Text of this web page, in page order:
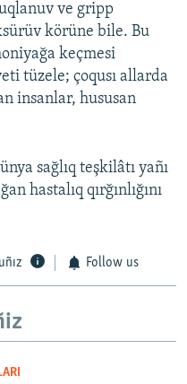
ve gripp
körüne bile. Bu
keçmesi
tüzele; çoqusı allarda
insanlar, hususan
sağlıq teşkilâtı yañı
hastalıq qırğınlığını
Follow us